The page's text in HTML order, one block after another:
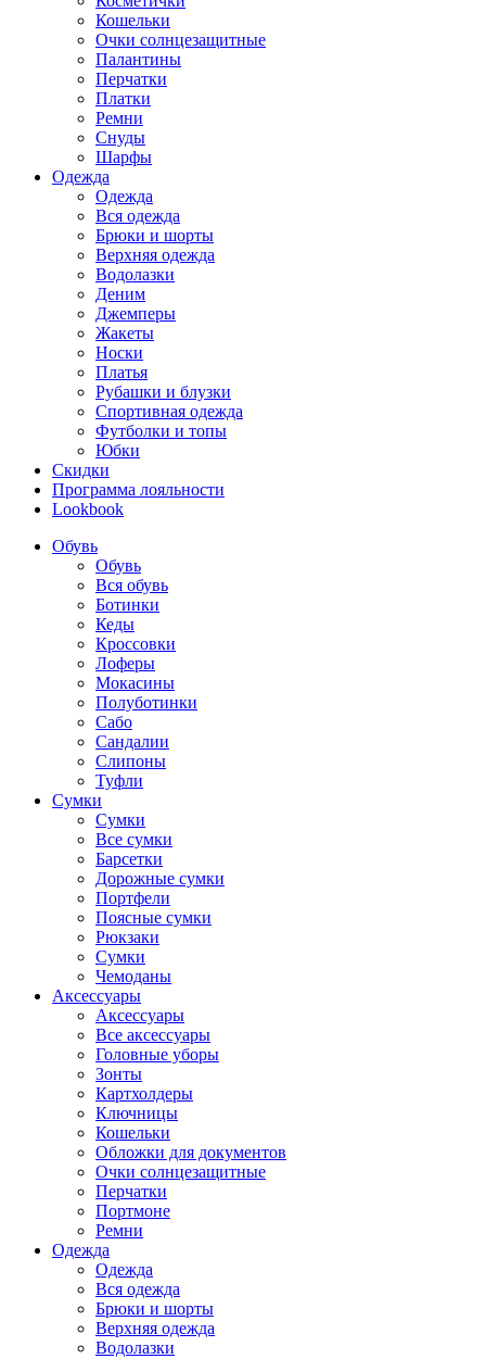
Кошельки
Очки солнцезащитные
Палантины
Перчатки
Платки
Ремни
Снуды
Шарфы
Одежда
Одежда
Вся одежда
Брюки и шорты
Верхняя одежда
Водолазки
Деним
Джемперы
Жакеты
Носки
Платья
Рубашки и блузки
Спортивная одежда
Футболки и топы
Юбки
Скидки
Программа лояльности
Lookbook
Обувь
Обувь
Вся обувь
Ботинки
Кеды
Кроссовки
Лоферы
Мокасины
Полуботинки
Сабо
Сандалии
Слипоны
Туфли
Сумки
Сумки
Все сумки
Барсетки
Дорожные сумки
Портфели
Поясные сумки
Рюкзаки
Сумки
Чемоданы
Аксессуары
Аксессуары
Все аксессуары
Головные уборы
Зонты
Картхолдеры
Ключницы
Кошельки
Обложки для документов
Очки солнцезащитные
Перчатки
Портмоне
Ремни
Одежда
Одежда
Вся одежда
Брюки и шорты
Верхняя одежда
Водолазки